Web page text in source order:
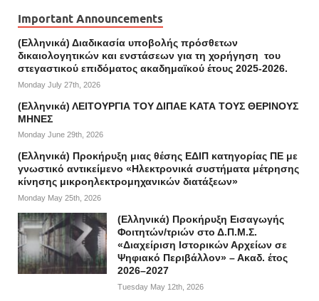
Important Announcements
(Ελληνικά) Διαδικασία υποβολής πρόσθετων
δικαιολογητικών και ενστάσεων για τη χορήγηση του
στεγαστικού επιδόματος ακαδημαϊκού έτους 2025-2026.
Monday July 27th, 2026
(Ελληνικά) ΛΕΙΤΟΥΡΓΙΑ ΤΟΥ ΔΙΠΑΕ ΚΑΤΑ ΤΟΥΣ ΘΕΡΙΝΟΥΣ
ΜΗΝΕΣ
Monday June 29th, 2026
(Ελληνικά) Προκήρυξη μιας θέσης ΕΔΙΠ κατηγορίας ΠΕ με
γνωστικό αντικείμενο «Ηλεκτρονικά συστήματα μέτρησης
κίνησης μικροηλεκτρομηχανικών διατάξεων»
Monday May 25th, 2026
(Ελληνικά) Προκήρυξη Εισαγωγής
Φοιτητών/τριών στο Δ.Π.Μ.Σ.
«Διαχείριση Ιστορικών Αρχείων σε
Ψηφιακό Περιβάλλον» – Ακαδ. έτος
2026–2027
Tuesday May 12th, 2026